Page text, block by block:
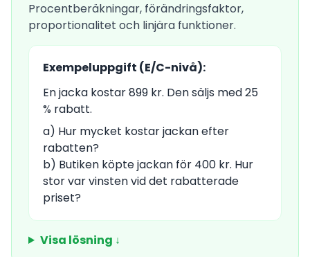
Procentberäkningar, förändringsfaktor,
proportionalitet och linjära funktioner.
Exempeluppgift (E/C-nivå):
En jacka kostar 899 kr. Den säljs med 25
% rabatt.
a) Hur mycket kostar jackan efter
rabatten?
b) Butiken köpte jackan för 400 kr. Hur
stor var vinsten vid det rabatterade
priset?
Visa lösning ↓